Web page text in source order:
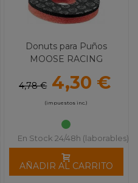
Donuts para Puños
MOOSE RACING
4,78 € 4,30 €
(impuestos inc.)
En Stock 24/48h (laborables)
AÑADIR AL CARRITO